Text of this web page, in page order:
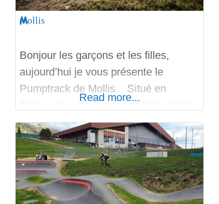
Mollis
Bonjour les garçons et les filles,
aujourd’hui je vous présente le
Pumptrack de Mollis. Situé en
Suisse, le pumptrack de Mollis est en
extérieur. Il y a des jeux pour les
enfants; et pour la ride: il y a une piste
baby et une piste pros. L’accès au
spot est gratuit. Au pied des
montagnes, le pumptrack comporte
Read more...